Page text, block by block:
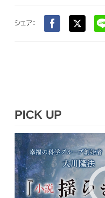
シェア：
PICK UP